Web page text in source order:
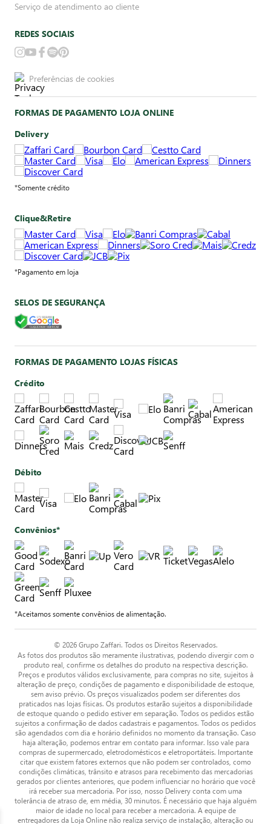
Serviço de atendimento ao cliente
REDES SOCIAIS
Preferências de cookies
FORMAS DE PAGAMENTO LOJA ONLINE
Delivery
*Somente crédito
Clique&Retire
*Pagamento em loja
SELOS DE SEGURANÇA
FORMAS DE PAGAMENTO LOJAS FÍSICAS
Crédito
Débito
Convênios*
*Aceitamos somente convênios de alimentação.
© 2026 Grupo Zaffari. Todos os Direitos Reservados.
As fotos dos produtos são meramente ilustrativas, podendo divergir com o
produto real, confirme os detalhes do produto na respectiva descrição.
Preços e produtos válidos exclusivamente, para compras no site, sujeitos à
alteração de preço, condições de pagamento e disponibilidade de estoque,
sem aviso prévio. Os preços visualizados podem ser diferentes dos
praticados nas lojas físicas. Os produtos estarão sujeitos a disponibilidade
de estoque quando o pedido estiver em separação. Todos os pedidos estão
sujeitos a confirmação de dados cadastrais e pagamentos. Todos os pedidos
são agendados com dia e horário definidos no momento da transação. Caso
haja alteração, podemos entrar em contato para informar. Isso vale para
compras de supermercado, eletrodomésticos e eletroportáteis. Importante
citar que existem fatores externos que não podem ser controlados, como
condições climáticas, trânsito e atrasos para recebimento das mercadorias
gerados por clientes anteriores, que podem influenciar no horário que você
irá receber sua mercadoria. Por isso, nosso Delivery conta com uma
tolerância de atraso de, em média, 30 minutos. É necessário que haja alguém
maior de idade no local para receber a mercadoria. A equipe de
entregadores da Loja Online não realiza serviço de instalação, alteração ou